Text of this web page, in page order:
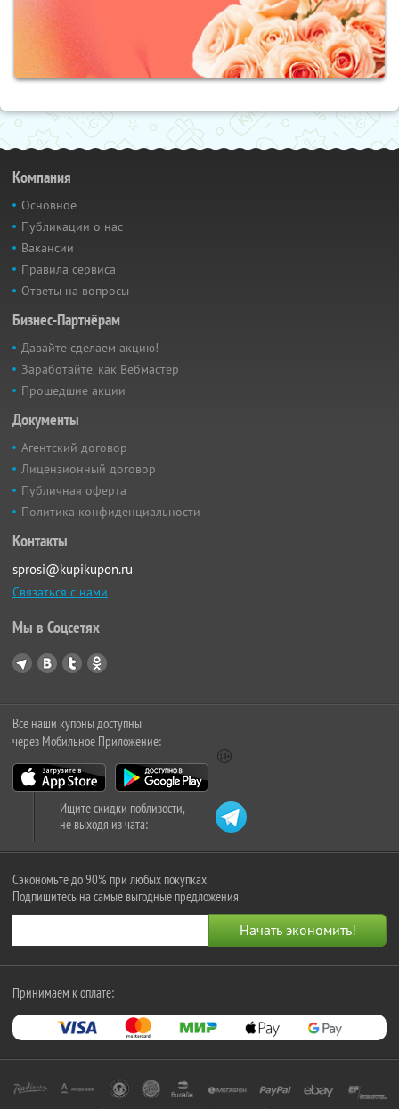
Компания
Основное
Публикации о нас
Вакансии
Правила сервиса
Ответы на вопросы
Бизнес-Партнёрам
Давайте сделаем акцию!
Заработайте, как Вебмастер
Прошедшие акции
Документы
Агентский договор
Лицензионный договор
Публичная оферта
Политика конфиденциальности
Контакты
sprosi@kupikupon.ru
Связаться с нами
Мы в Соцсетях
Все наши купоны доступны
через Мобильное Приложение:
Ищите скидки поблизости,
не выходя из чата:
Сэкономьте до 90% при любых покупках
Подпишитесь на самые выгодные предложения
Принимаем к оплате: